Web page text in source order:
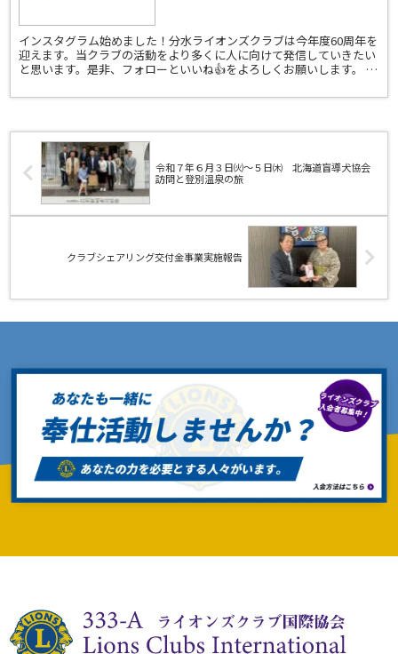
インスタグラム始めました！分水ライオンズクラブは今年度60周年を
迎えます。当クラブの活動をより多くに人に向けて発信していきたい
と思います。是非、フォローといいね👍をよろしくお願いします。 イ
令和７年６月３日㈫～５日㈭ 北海道盲導犬協会
訪問と登別温泉の旅
クラブシェアリング交付金事業実施報告